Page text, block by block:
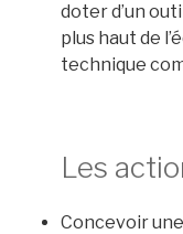
doter d’un
plus haut de
technique
Les
Concevoir